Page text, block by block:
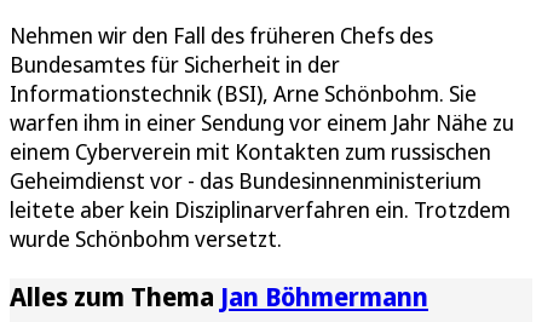
Nehmen wir den Fall des früheren Chefs des
Bundesamtes für Sicherheit in der
Informationstechnik (BSI), Arne Schönbohm. Sie
warfen ihm in einer Sendung vor einem Jahr Nähe zu
einem Cyberverein mit Kontakten zum russischen
Geheimdienst vor - das Bundesinnenministerium
leitete aber kein Disziplinarverfahren ein. Trotzdem
wurde Schönbohm versetzt.
Alles zum Thema Jan Böhmermann